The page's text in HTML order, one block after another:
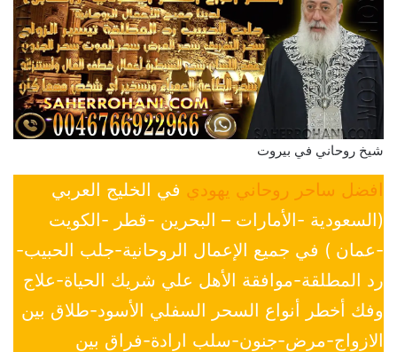
شيخ روحاني في بيروت
افضل ساحر روحاني يهودي في الخليج العربي
(السعودية -الأمارات – البحرين -قطر -الكويت
-عمان ) في جميع الإعمال الروحانية-جلب الحبيب-
رد المطلقة-موافقة الأهل علي شريك الحياة-علاج
وفك أخطر أنواع السحر السفلي الأسود-طلاق بين
الازواج-مرض-جنون-سلب ارادة-فراق بين